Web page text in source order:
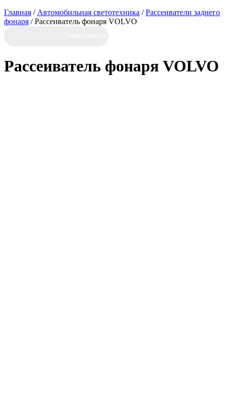
Главная / Автомобильная светотехника /Рассеиватели заднего
фонаря / Рассеиватель фонаря VOLVO
Рассеиватель фонаря VOLVO